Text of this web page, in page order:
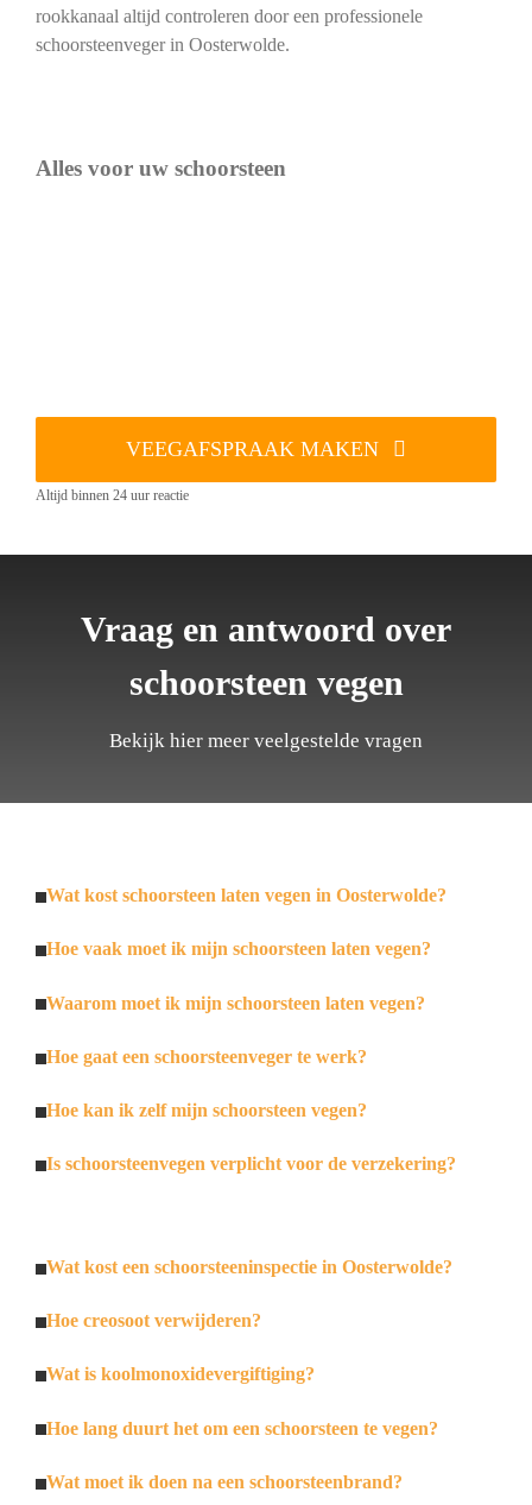
rookkanaal altijd controleren door een professionele
schoorsteenveger in Oosterwolde.
Alles voor uw schoorsteen
VEEGAFSPRAAK MAKEN
Altijd binnen 24 uur reactie
Vraag en antwoord over
schoorsteen vegen
Bekijk hier meer veelgestelde vragen
Wat kost schoorsteen laten vegen in Oosterwolde?
Hoe vaak moet ik mijn schoorsteen laten vegen?
Waarom moet ik mijn schoorsteen laten vegen?
Hoe gaat een schoorsteenveger te werk?
Hoe kan ik zelf mijn schoorsteen vegen?
Is schoorsteenvegen verplicht voor de verzekering?
Wat kost een schoorsteeninspectie in Oosterwolde?
Hoe creosoot verwijderen?
Wat is koolmonoxidevergiftiging?
Hoe lang duurt het om een schoorsteen te vegen?
Wat moet ik doen na een schoorsteenbrand?